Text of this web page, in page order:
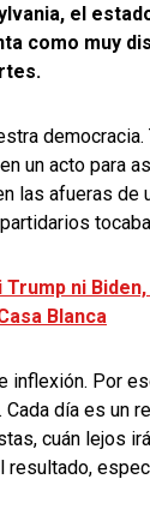
el
como muy
un acto para
las afueras de
Trump ni
Blanca
inflexión. Por
Cada día es un
cuán lejos
resultado,